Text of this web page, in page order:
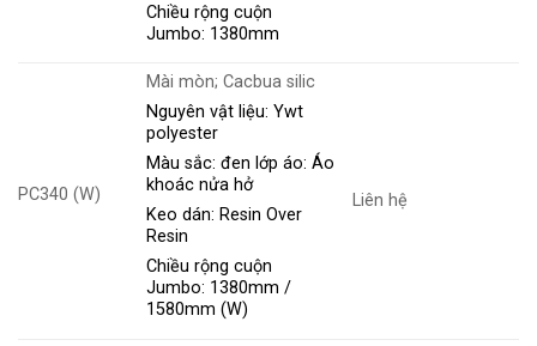
Chiều rộng cuộn
Jumbo: 1380mm
PC340 (W)
Mài mòn; Cacbua silic
Nguyên vật liệu: Ywt
polyester
Màu sắc: đen lớp áo: Áo
khoác nửa hở
Keo dán: Resin Over
Resin
Chiều rộng cuộn
Jumbo: 1380mm /
1580mm (W)
Liên hệ